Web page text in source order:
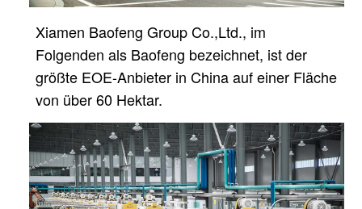
Xiamen Baofeng Group Co.,Ltd., im
Folgenden als Baofeng bezeichnet, ist der
größte EOE-Anbieter in Chinaauf einer Fläche
von über 60 Hektar.